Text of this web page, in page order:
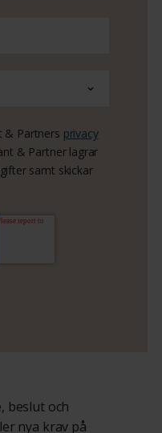
& Partners privacy
& Partner lagrar
samt skickar
beslut och
nya krav på